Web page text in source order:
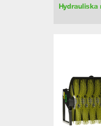
Hydrauliska